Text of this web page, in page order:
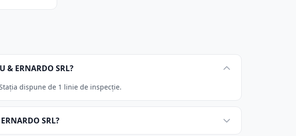
ERNARDO SRL?
dispune de 1 linie de inspecție.
SRL?